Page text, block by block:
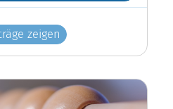
zeigen